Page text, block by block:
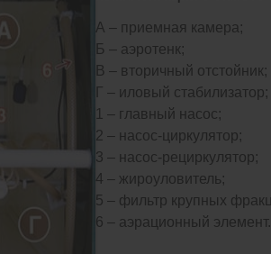
А – приемная камера;
Б – аэротенк;
В – вторичный отстойник;
Г – иловый стабилизатор;
1 – главный насос;
2 – насос-циркулятор;
3 – насос-рециркулятор;
4 – жироуловитель;
5 – фильтр крупных
6 – аэрационный элемент.